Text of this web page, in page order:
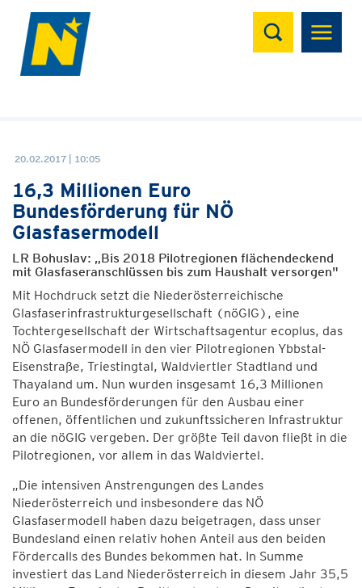
Suchen
20.02.2017 | 10:05
16,3 Millionen Euro
Bundesförderung für NÖ
Glasfasermodell
LR Bohuslav: „Bis 2018 Pilotregionen flächendeckend
mit Glasfaseranschlüssen bis zum Haushalt versorgen"
Mit Hochdruck setzt die Niederösterreichische
Glasfaserinfrastrukturgesellschaft (nöGIG), eine
Tochtergesellschaft der Wirtschaftsagentur ecoplus, das
NÖ Glasfasermodell in den vier Pilotregionen Ybbstal-
Eisenstraße, Triestingtal, Waldviertler Stadtland und
Thayaland um. Nun wurden insgesamt 16,3 Millionen
Euro an Bundesförderungen für den Ausbau einer
offenen, öffentlichen und zukunftssicheren Infrastruktur
an die nöGIG vergeben. Der größte Teil davon fließt in die
Pilotregionen, vor allem in das Waldviertel.
„Die intensiven Anstrengungen des Landes
Niederösterreich und insbesondere das NÖ
Glasfasermodell haben dazu beigetragen, dass unser
Bundesland einen relativ hohen Anteil aus den beiden
Fördercalls des Bundes bekommen hat. In Summe
investiert das Land Niederösterreich in diesem Jahr 35,5